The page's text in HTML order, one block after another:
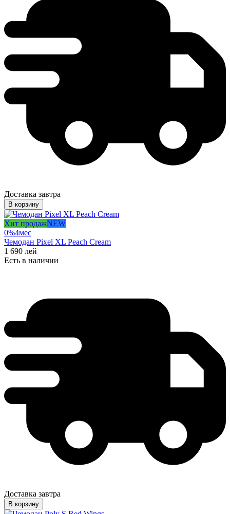
Доставка завтра
В корзину
Хит продажNEW
0%4мес
Чемодан Pixel XL Peach Cream
1 690 лей
Есть в наличии
Доставка завтра
В корзину